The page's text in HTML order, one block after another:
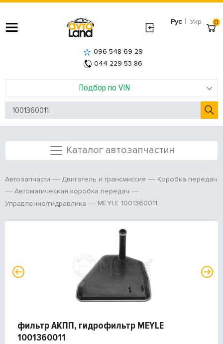
Рус | Укр
Подбор по VIN
096 548 69 29
044 229 53 86
0
Каталог автозапчастин
Автозапчасти Двигатель и трансмиссия
Коробка передач
Автоматическая коробка передач
Управление/гидравлика
MEYLE 1001360011
фильтр АКПП, гидрофильтр MEYLE
1001360011